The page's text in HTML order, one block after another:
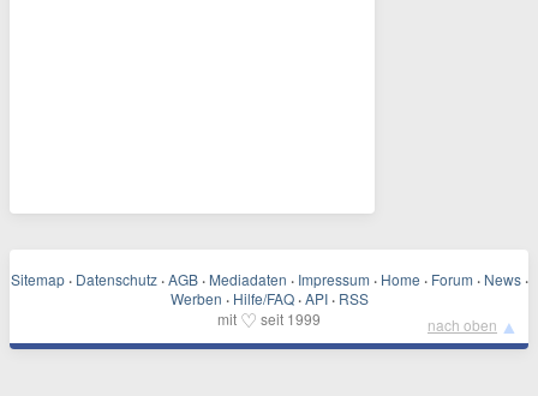
Sitemap · Datenschutz · AGB · Mediadaten · Impressum · Home · Forum · News ·
Werben · Hilfe/FAQ · API · RSS
mit ♡ seit 1999 nach oben ▲